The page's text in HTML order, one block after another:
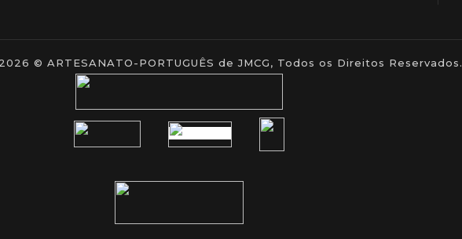
© ARTESANATO-PORTUGUÊS de JMCG, Todos os Direitos Reservados.